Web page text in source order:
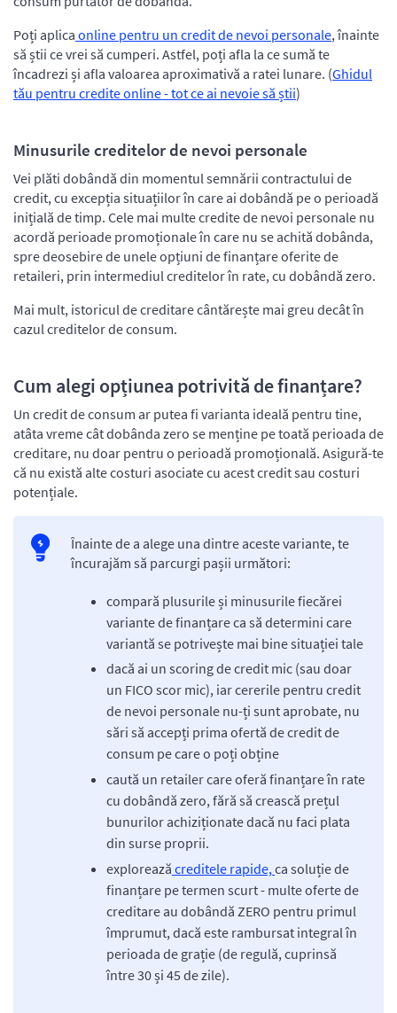
Poți aplica online pentru un credit de nevoi personale, înainte
să știi ce vrei să cumperi. Astfel, poți afla la ce sumă te
încadrezi și afla valoarea aproximativă a ratei lunare. (Ghidul
tău pentru credite online - tot ce ai nevoie să știi)
Minusurile creditelor de nevoi personale
Vei plăti dobândă din momentul semnării contractului de
credit, cu excepția situațiilor în care ai dobândă pe o perioadă
inițială de timp. Cele mai multe credite de nevoi personale nu
acordă perioade promoționale în care nu se achită dobânda,
spre deosebire de unele opțiuni de finanțare oferite de
retaileri, prin intermediul creditelor în rate, cu dobândă zero.
Mai mult, istoricul de creditare cântărește mai greu decât în
cazul creditelor de consum.
Cum alegi opțiunea potrivită de finanțare?
Un credit de consum ar putea fi varianta ideală pentru tine,
atâta vreme cât dobânda zero se menține pe toată perioada de
creditare, nu doar pentru o perioadă promoțională. Asigură-te
că nu există alte costuri asociate cu acest credit sau costuri
potențiale.
Înainte de a alege una dintre aceste variante, te
încurajăm să parcurgi pașii următori:
compară plusurile și minusurile fiecărei
variante de finanțare ca să determini care
variantă se potrivește mai bine situației tale
dacă ai un scoring de credit mic (sau doar
un FICO scor mic), iar cererile pentru credit
de nevoi personale nu-ți sunt aprobate, nu
sări să accepți prima ofertă de credit de
consum pe care o poți obține
caută un retailer care oferă finanțare în rate
cu dobândă zero, fără să crească prețul
bunurilor achiziționate dacă nu faci plata
din surse proprii.
explorează creditele rapide, ca soluție de
finanțare pe termen scurt - multe oferte de
creditare au dobândă ZERO pentru primul
împrumut, dacă este rambursat integral în
perioada de grație (de regulă, cuprinsă
între 30 și 45 de zile).